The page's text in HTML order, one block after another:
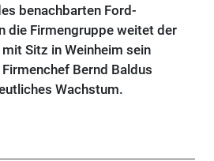
benachbarten Ford-
die Firmengruppe weitet der
Sitz in Weinheim sein
Bernd Baldus
Wachstum.